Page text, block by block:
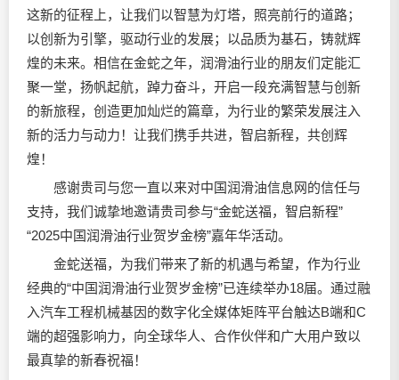
这新的征程上，让我们以智慧为灯塔，照亮前行的道路；
以创新为引擎，驱动行业的发展；以品质为基石，铸就辉
煌的未来。相信在金蛇之年， 润滑油行业的朋友们定能汇
聚一堂，扬帆起航，踔力奋斗，开启一段充满智慧与创新
的新旅程，创造更加灿烂的篇章，为行业的繁荣发展注入
新的活力与动力！让我们携手共进，智启新程，共创辉
煌！
感谢贵司与您一直以来对中国润滑油信息网的信任与
支持，我们诚挚地邀请贵司参与“金蛇送福，智启新程”
“2025中国润滑油行业贺岁金榜”嘉年华活动。
金蛇送福，为我们带来了新的机遇与希望，作为行业
经典的“中国润滑油行业贺岁金榜”已连续举办18届。通过融
入汽车工程机械基因的数字化全媒体矩阵平台触达B端和C
端的超强影响力，向全球华人、合作伙伴和广大用户致以
最真挚的新春祝福！